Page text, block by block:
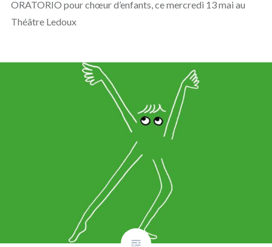
ORATORIO pour chœur d’enfants, ce mercredi 13 mai au
Théâtre Ledoux